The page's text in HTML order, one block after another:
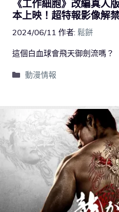
《工作細胞》改編真人
本上映！超特報影像解
2024/06/11 作者: 鬆餅
這個白血球會飛天御劍流嗎？
動漫情報